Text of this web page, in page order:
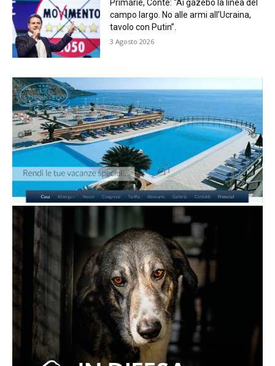
Primarie, Conte: “Ai gazebo la linea del
campo largo. No alle armi all’Ucraina,
tavolo con Putin”.
3 Agosto 2026